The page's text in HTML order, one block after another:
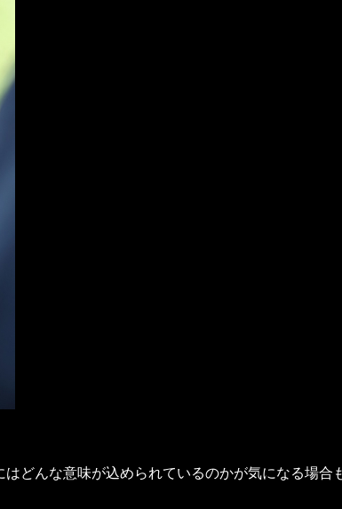
どんな意味が込められているのかが気になる場合